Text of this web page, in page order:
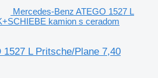
Mercedes-Benz ATEGO 1527 L
kamion s ceradom
1527 L Pritsche/Plane 7,40